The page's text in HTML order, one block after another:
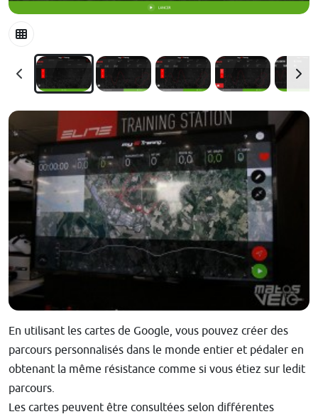
En utilisant les cartes de Google, vous pouvez créer des
parcours personnalisés dans le monde entier et pédaler en
obtenant la même résistance comme si vous étiez sur ledit
parcours.
Les cartes peuvent être consultées selon différentes